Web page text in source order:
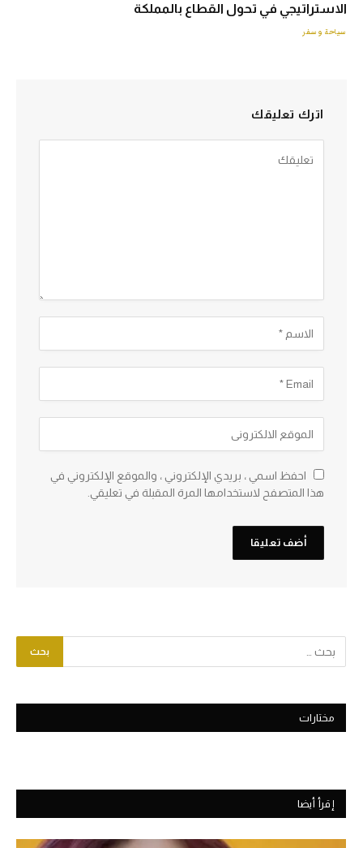
الاستراتيجي في تحول القطاع بالمملكة
سياحة وسفر
اترك تعليقك
احفظ اسمي ، بريدي الإلكتروني ، والموقع الإلكتروني في
هذا المتصفح لاستخدامها المرة المقبلة في تعليقي.
مختارات
إقرأ أيضا